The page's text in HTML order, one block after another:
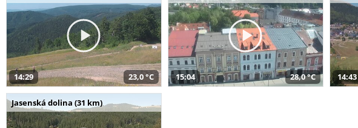
14:29 23,0 °C 15:04 28,0 °C 14:43
Jasenská dolina (31 km)